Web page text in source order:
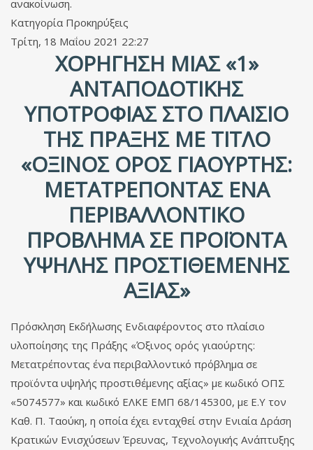
ανακοίνωση.
Κατηγορία Προκηρύξεις
Τρίτη, 18 Μαΐου 2021 22:27
ΧΟΡΉΓΗΣΗ ΜΊΑΣ «1»
ΑΝΤΑΠΟΔΟΤΙΚΉΣ
ΥΠΟΤΡΟΦΊΑΣ ΣΤΟ ΠΛΑΊΣΙΟ
ΤΗΣ ΠΡΆΞΗΣ ΜΕ ΤΊΤΛΟ
«ΌΞΙΝΟΣ ΟΡΌΣ ΓΙΑΟΎΡΤΗΣ:
ΜΕΤΑΤΡΈΠΟΝΤΑΣ ΈΝΑ
ΠΕΡΙΒΑΛΛΟΝΤΙΚΌ
ΠΡΌΒΛΗΜΑ ΣΕ ΠΡΟΪΌΝΤΑ
ΥΨΗΛΉΣ ΠΡΟΣΤΙΘΈΜΕΝΗΣ
ΑΞΊΑΣ»
Πρόσκληση Εκδήλωσης Ενδιαφέροντος στο πλαίσιο
υλοποίησης της Πράξης «Όξινος ορός γιαούρτης:
Μετατρέποντας ένα περιβαλλοντικό πρόβλημα σε
προϊόντα υψηλής προστιθέμενης αξίας» με κωδικό ΟΠΣ
«5074577» και κωδικό ΕΛΚΕ ΕΜΠ 68/145300, με Ε.Υ τον
Καθ. Π. Ταούκη, η οποία έχει ενταχθεί στην Ενιαία Δράση
Κρατικών Ενισχύσεων Έρευνας, Τεχνολογικής Ανάπτυξης